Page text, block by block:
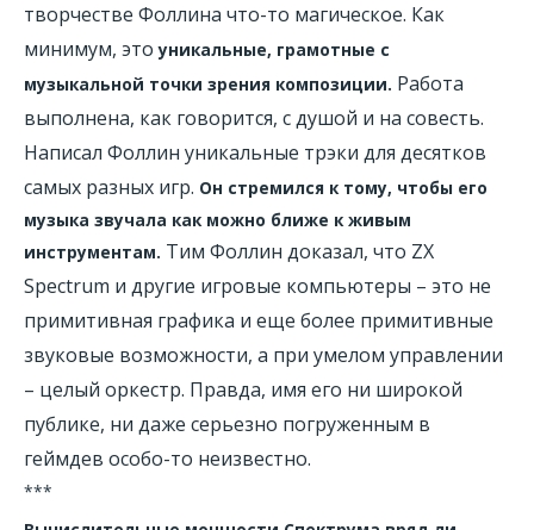
творчестве Фоллина что-то магическое. Как
минимум, этоуникальные, грамотные с
музыкальной точки зрения композиции. Работа
выполнена, как говорится, с душой и на совесть.
Написал Фоллин уникальные трэки для десятков
самых разных игр. Он стремился к тому, чтобы его
музыка звучала как можно ближе к живым
инструментам. Тим Фоллин доказал, что ZX
Spectrum и другие игровые компьютеры – это не
примитивная графика и еще более примитивные
звуковые возможности, а при умелом управлении
– целый оркестр. Правда, имя его ни широкой
публике, ни даже серьезно погруженным в
геймдев особо-то неизвестно.
***